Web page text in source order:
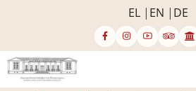
κυρίως
περιεχόμενο
EL EN DE